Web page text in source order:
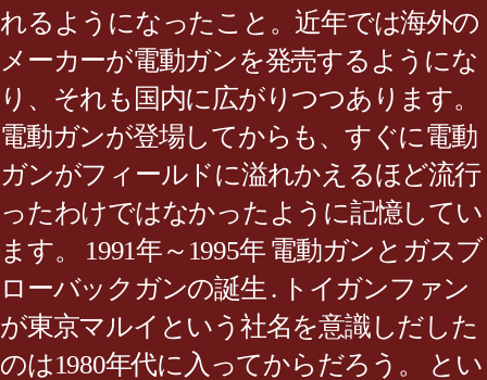
れるようになったこと。近年では海外の
メーカーが電動ガンを発売するようにな
り、それも国内に広がりつつあります。
電動ガンが登場してからも、すぐに電動
ガンがフィールドに溢れかえるほど流行
ったわけではなかったように記憶してい
ます。 1991年～1995年 電動ガンとガスブ
ローバックガンの誕生 . トイガンファン
が東京マルイという社名を意識しだした
のは1980年代に入ってからだろう。 とい